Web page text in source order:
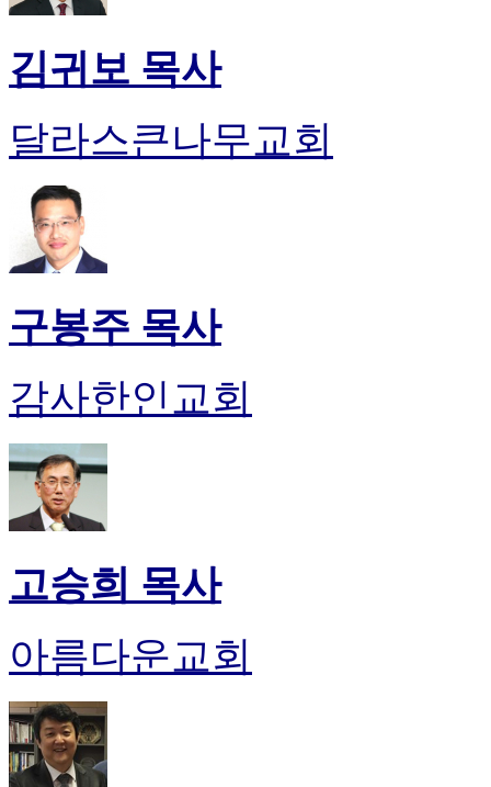
김귀보 목사
달라스큰나무교회
구봉주 목사
감사한인교회
고승희 목사
아름다운교회